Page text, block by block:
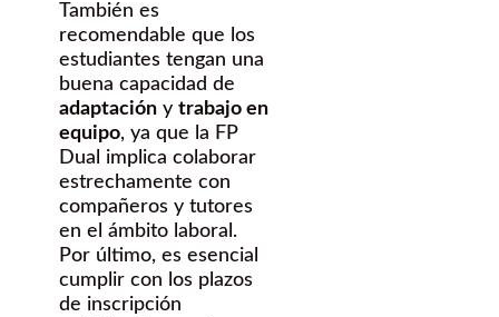
También es
recomendable que los
estudiantes tengan una
buena capacidad de
adaptación y trabajo en
equipo, ya que la FP
Dual implica colaborar
estrechamente con
compañeros y tutores
en el ámbito laboral.
Por último, es esencial
cumplir con los plazos
de inscripción